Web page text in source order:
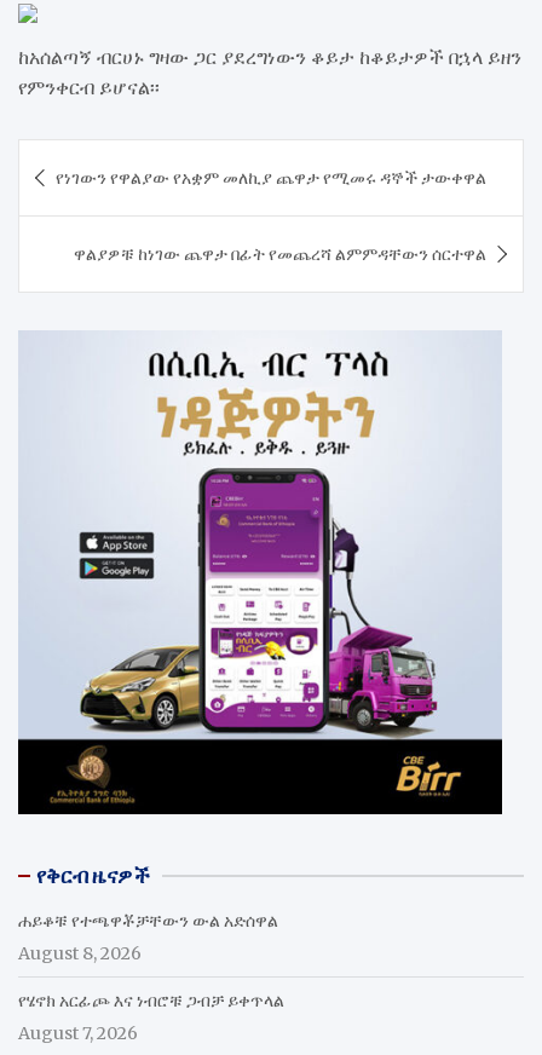
ከአሰልጣኝ ብርሀኑ ግዛው ጋር ያደረግነውን ቆይታ ከቆይታዎች በኋላ ይዘን
የምንቀርብ ይሆናል፡፡
navigation
የነገውን የዋልያው የአቋም መለኪያ ጨዋታ የሚመሩ ዳኞች ታውቀዋል
ዋልያዎቹ ከነገው ጨዋታ በፊት የመጨረሻ ልምምዳቸውን ሰርተዋል
የቅርብ ዜናዎች
ሐይቆቹ የተጫዋቾቻቸውን ውል አድሰዋል
August 8, 2026
የሄኖክ አርፊጮ እና ነብሮቹ ጋብቻ ይቀጥላል
August 7, 2026